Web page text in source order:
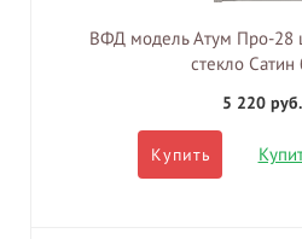
ВФД модель Атум Про-28
стекло
5 220 руб.
Купить